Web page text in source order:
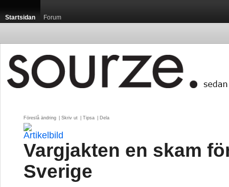
Startsidan Forum
Föreslå ändring Skriv ut Tipsa Dela
Vargjakten en skam
Sverige